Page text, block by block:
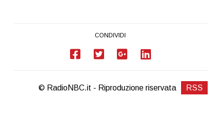
CONDIVIDI
© RadioNBC.it - Riproduzione riservata RSS